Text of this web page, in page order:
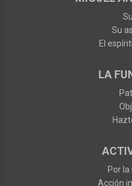
Su
El
LA
Por
Acción